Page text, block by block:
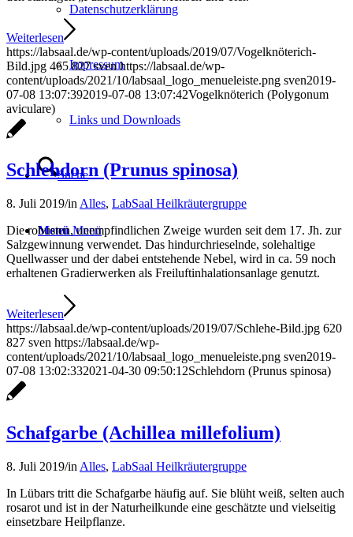
Datenschutzerklärung
Impressum
Links und Downloads
Suche
Menü Menü
Weiterlesen
https://labsaal.de/wp-content/uploads/2019/07/Vogelknöterich-
Bild.jpg 465 827 sven https://labsaal.de/wp-
content/uploads/2021/10/labsaal_logo_menueleiste.png sven2019-
07-08 13:07:392019-07-08 13:07:42Vogelknöterich (Polygonum
aviculare)
Schlehdorn (Prunus spinosa)
8. Juli 2019/in Alles, LabSaal Heilkräutergruppe
Die robusten, unempfindlichen Zweige wurden seit dem 17. Jh. zur
Salzgewinnung verwendet. Das hindurchrieselnde, solehaltige
Quellwasser und der dabei entstehende Nebel, wird in ca. 59 noch
erhaltenen Gradierwerken als Freiluftinhalationsanlage genutzt.
Weiterlesen
https://labsaal.de/wp-content/uploads/2019/07/Schlehe-Bild.jpg 620
827 sven https://labsaal.de/wp-
content/uploads/2021/10/labsaal_logo_menueleiste.png sven2019-
07-08 13:02:332021-04-30 09:50:12Schlehdorn (Prunus spinosa)
Schafgarbe (Achillea millefolium)
8. Juli 2019/in Alles, LabSaal Heilkräutergruppe
In Lübars tritt die Schafgarbe häufig auf. Sie blüht weiß, selten auch
rosarot und ist in der Naturheilkunde eine geschätzte und vielseitig
einsetzbare Heilpflanze.